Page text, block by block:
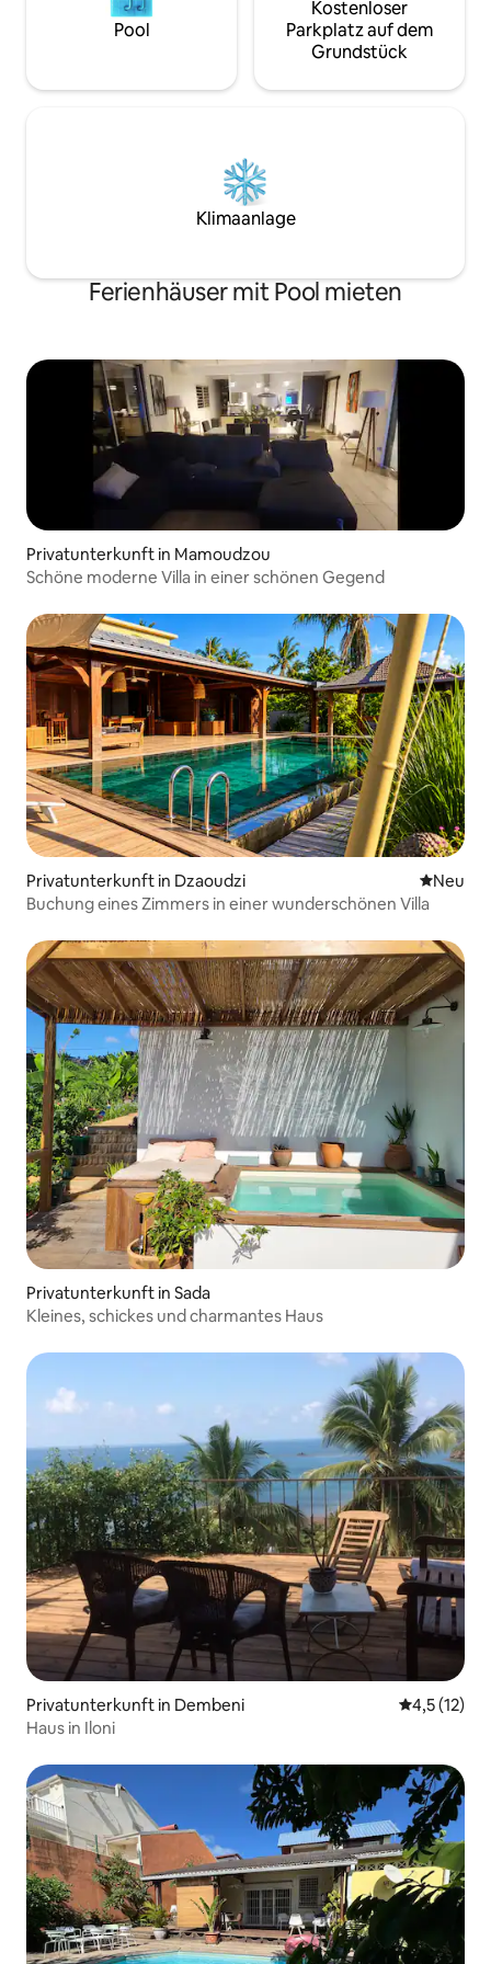
Pool
Kostenloser
Parkplatz auf dem
Grundstück
Klimaanlage
Ferienhäuser mit Pool mieten
Privatunterkunft in Mamoudzou
Schöne moderne Villa in einer schönen Gegend
Privatunterkunft in Dzaoudzi Neue
Neu
Buchung eines Zimmers in einer wunderschönen Villa
Privatunterkunft in Sada
Kleines, schickes und charmantes Haus
Privatunterkunft in Dembeni
4,5 (12)
Haus in Iloni